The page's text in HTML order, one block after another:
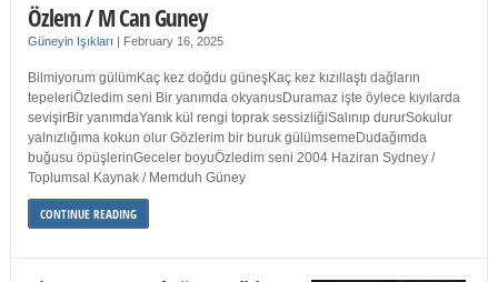
Özlem / M Can Guney
Güneyin Işıkları | February 16, 2025
Bilmiyorum gülümKaç kez doğdu güneşKaç kez kızıllaştı dağların
tepeleriÖzledim seni Bir yanımda okyanusDuramaz işte öylece kıyılarda
sevişirBir yanımdaYanık kül rengi toprak sessizliğiSalınıp dururSokulur
yalnızlığıma kokun olur Gözlerim bir buruk gülümsemeDudağımda
buğusu öpüşlerinGeceler boyuÖzledim seni 2004 Haziran Sydney /
Toplumsal Kaynak / Memduh Güney
CONTINUE READING